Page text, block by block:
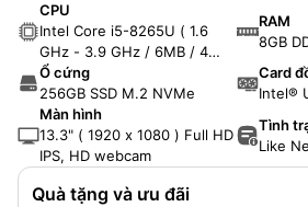
CPU
Intel Core i5-8265U ( 1.6
GHz - 3.9 GHz / 6MB / 4
nhân, 8 luồng )
RAM
8GB
Ổ cứng
256GB SSD M.2 NVMe
Card
Intel®
Màn hình
13.3" ( 1920 x 1080 ) Full HD
IPS, HD webcam
Tình
Like
Quà tặng và ưu đãi